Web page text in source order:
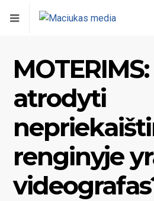
atrodyti
renginyje